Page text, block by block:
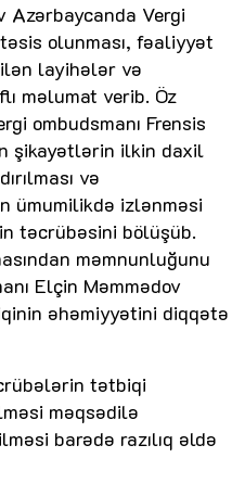
Azərbaycanda Vergi
olunması, fəaliyyət
layihələr və
məlumat verib. Öz
ombudsmanı Frensis
şikayətlərin ilkin daxil
və
ümumilikdə izlənməsi
təcrübəsini bölüşüb.
məmnunluğunu
Elçin Məmmədov
əhəmiyyətini diqqətə
tətbiqi
məqsədilə
barədə razılıq əldə